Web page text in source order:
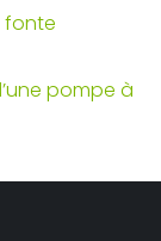
fonte
pompe à